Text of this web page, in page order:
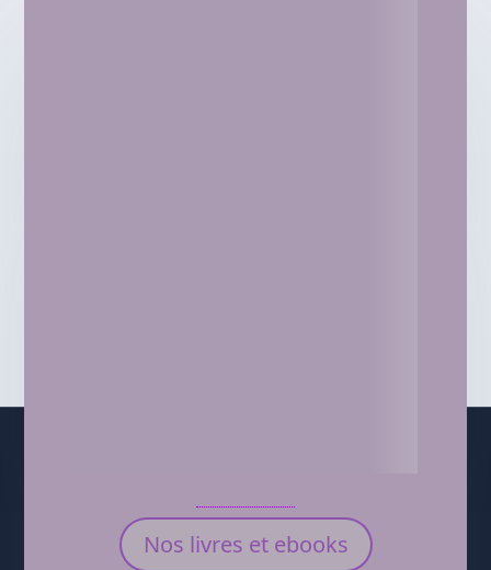
Nos livres et ebooks